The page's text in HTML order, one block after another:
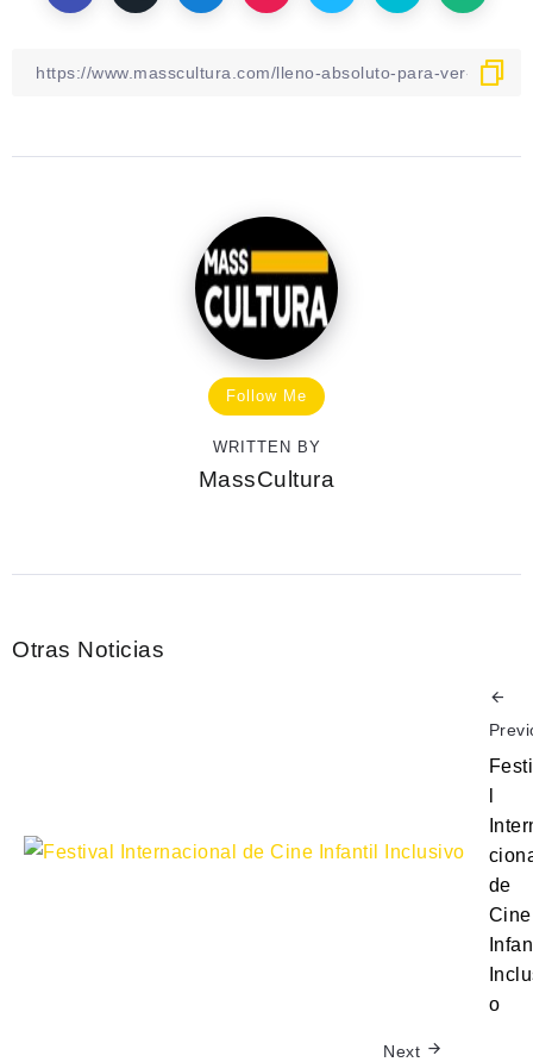
Follow Me
WRITTEN BY
MassCultura
Otras Noticias
de
Cine
o
Next